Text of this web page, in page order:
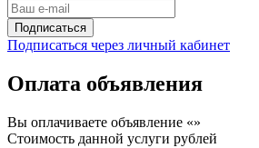
Подписаться через личный кабинет
Оплата объявления
Вы оплачиваете объявление «»
Стоимость данной услуги рублей